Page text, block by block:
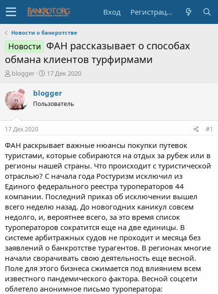
Вход Регистрация
Новости о банкротстве
Новости ФАН рассказывает о способах
обмана клиентов турфирмами
А
т
о
р
е
м
ы
blogger
Д
т
а
н
л
17 Дек 2020
blogger
Пользователь
17 Дек 2020 #1
ФАН раскрывает важные нюансы покупки путевок
туристами, которые собираются на отдых за рубеж или в
регионы нашей страны. Что происходит с туристической
отраслью? С начала года Ростуризм исключил из
Единого федерального реестра туроператоров 44
компании. Последний приказ об исключении вышел
всего неделю назад. До новогодних каникул совсем
недолго, и, вероятнее всего, за это время список
туроператоров сократится еще на две единицы. В
системе арбитражных судов не проходит и месяца без
заявлений о банкротстве турагентов. В регионах многие
начали сворачивать свою деятельность еще весной.
Поле для этого бизнеса сжимается под влиянием всем
известного пандемического фактора. Весной соцсети
облетело анонимное письмо туроператора: